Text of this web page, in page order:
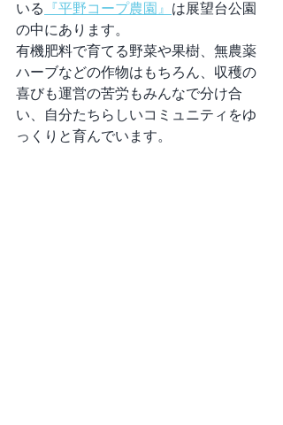
いる
『平野コープ農園』 は展望台公園
の中にあります。
有機肥料で育てる野菜や果樹、無農薬
ハーブなどの作物はもちろん、収穫の
喜びも運営の苦労もみんなで分け合
い、自分たちらしいコミュニティをゆ
っくりと育んでいます。